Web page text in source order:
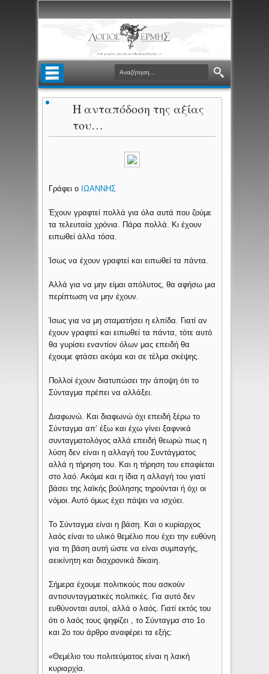
Η ανταπόδοση της αξίας
του…
Γράφει ο ΙΩΑΝΝΗΣ
Έχουν γραφτεί πολλά για όλα αυτά που ζούμε
τα τελευταία χρόνια. Πάρα πολλά. Κι έχουν
ειπωθεί άλλα τόσα.
Ίσως να έχουν γραφτεί και ειπωθεί τα πάντα.
Αλλά για να μην είμαι απόλυτος, θα αφήσω μια
περίπτωση να μην έχουν.
Ίσως για να μη σταματήσει η ελπίδα. Γιατί αν
έχουν γραφτεί και ειπωθεί τα πάντα, τότε αυτό
θα γυρίσει εναντίον όλων μας επειδή θα
έχουμε φτάσει ακόμα και σε τέλμα σκέψης.
Πολλοί έχουν διατυπώσει την άποψη ότι το
Σύνταγμα πρέπει να αλλάξει.
Διαφωνώ. Και διαφωνώ όχι επειδή ξέρω το
Σύνταγμα απ’ έξω και έχω γίνει ξαφνικά
συνταγματολόγος αλλά επειδή θεωρώ πως η
λύση δεν είναι η αλλαγή του Συντάγματος
αλλά η τήρηση του. Και η τήρηση του επαφίεται
στο λαό. Ακόμα και η ίδια η αλλαγή του γιατί
βάσει της λαϊκής βούλησης τηρούνται ή όχι οι
νόμοι. Αυτό όμως έχει πάψει να ισχύει.
Το Σύνταγμα είναι η βάση. Και ο κυρίαρχος
λαός είναι το υλικό θεμέλιο που έχει την ευθύνη
για τη βάση αυτή ώστε να είναι συμπαγής,
αεικίνητη και διαχρονικά δίκαιη.
Σήμερα έχουμε πολιτικούς που ασκούν
αντισυνταγματικές πολιτικές. Για αυτό δεν
ευθύνονται αυτοί, αλλά ο λαός. Γιατί εκτός του
ότι ο λαός τους ψηφίζει , το Σύνταγμα στο 1ο
και 2ο του άρθρο αναφέρει τα εξής:
«Θεμέλιο του πολιτεύματος είναι η λαική
κυριαρχία.